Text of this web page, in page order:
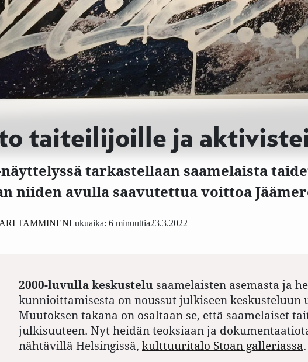
taiteilijoille ja
tarkastellaan saamelaista
niiden avulla saavutettua voittoa
23.3.2022
TAMMINENLukuaika: 6 minuuttia
2000-luvulla keskustelu saamelaisten asemasta ja
kunnioittamisesta on noussut julkiseen keskusteluun
Muutoksen takana on osaltaan se, että saamelaiset
julkisuuteen. Nyt heidän teoksiaan ja
nähtävillä Helsingissä, kulttuuritalo Stoan galleriassa.